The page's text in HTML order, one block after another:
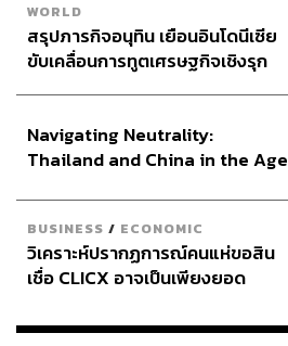
WORLD
สรุปภารกิจอนุทิน เยือนอินโดนีเซีย
ขับเคลื่อนการทูตเศรษฐกิจเชิงรุก
Navigating Neutrality:
Thailand and China in the Age
BUSINESS / ECONOMIC
วิเคราะห์ปรากฏการณ์คนแห่ขอสิน
เชื่อ CLICX อาจเป็นเพียงยอด
เรือนไทยที่ถูกซุกไว้